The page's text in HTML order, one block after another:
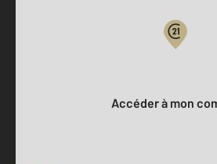
Accéder à mon